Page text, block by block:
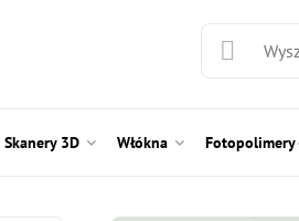
Skanery 3D Włókna Fotopolimery